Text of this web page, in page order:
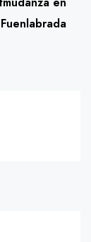
Fuenlabrada